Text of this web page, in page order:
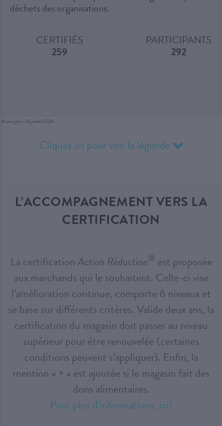
déchets des organisations.
CERTIFIÉS
259
PARTICIPANTS
292
Mise à jour: 24 juillet 2026
Cliquez ici pour voir la légende
L’ACCOMPAGNEMENT VERS LA
CERTIFICATION
La certification Action Réduction® est proposée
aux marchands qui le souhaitent. Celle-ci vise
l’amélioration continue, comporte 6 niveaux et
se base sur différents critères. Valide deux ans, la
certification du magasin doit passer au niveau
supérieur pour être renouvelée (certaines
conditions peuvent s’appliquer). Enfin, la
mention « + » est ajoutée si le magasin fait des
dons alimentaires.
Pour plus d'informations, ici!